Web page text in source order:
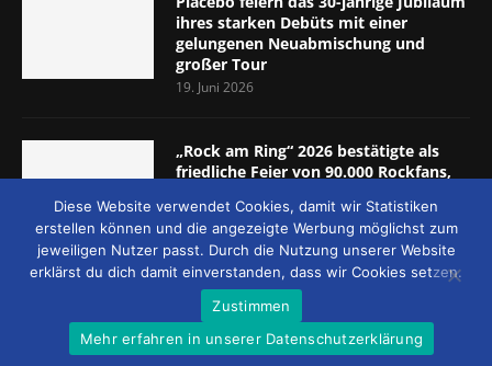
ihres starken Debüts mit einer
gelungenen Neuabmischung und
großer Tour
19. Juni 2026
„Rock am Ring“ 2026 bestätigte als
friedliche Feier von 90.000 Rockfans,
5.-7. Juni 2026)
8. Juni 2026
© 2026 - MUCKE UND MEHR
Diese Website verwendet Cookies, damit wir Statistiken
erstellen können und die angezeigte Werbung möglichst zum
jeweiligen Nutzer passt. Durch die Nutzung unserer Website
erklärst du dich damit einverstanden, dass wir Cookies setzen.
Zustimmen
Mehr erfahren in unserer Datenschutzerklärung